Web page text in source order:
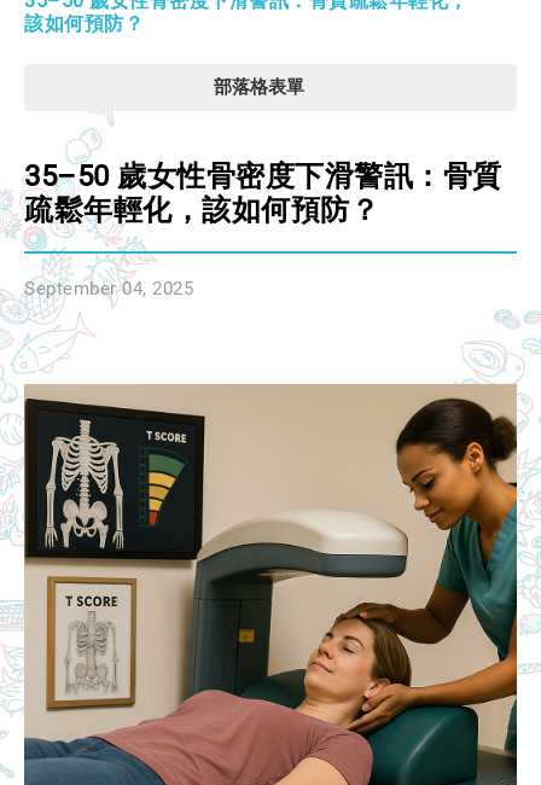
該如何預防？
部落格表單
35–50 歲女性骨密度下滑警訊：骨質
疏鬆年輕化，該如何預防？
September 04, 2025